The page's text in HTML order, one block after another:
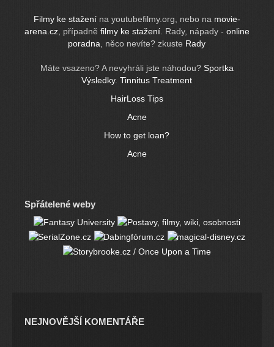
Filmy ke stažení na youtubefilmy.org, nebo na movie-
arena.cz , případně filmy ke stažení . Rady, nápady - online
poradna , něco nevíte? zkuste Rady
Máte vsazeno? A nevyhráli jste náhodou? Sportka
Výsledky.Tinnitus Treatment
HairLoss Tips
Acne
How to get loan?
Acne
Spřátelené weby
NEJNOVĚJŠÍ KOMENTÁŘE